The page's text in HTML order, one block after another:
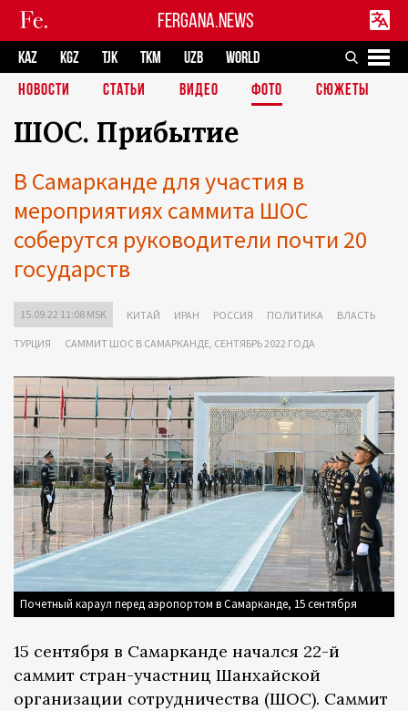
FERGANA.NEWS
KAZ KGZ TJK TKM UZB
WORLD
НОВОСТИ
СТАТЬИ ВИДЕО ФОТО СЮЖЕТЫ
ШОС. Прибытие
В Самарканде для участия в
мероприятиях саммита ШОС
соберутся руководители почти 20
государств
15.09.22 11:08 MSK КИТАЙ ИРАН РОССИЯ ПОЛИТИКА ВЛАСТЬ
ТУРЦИЯ САММИТ ШОС В САМАРКАНДЕ, СЕНТЯБРЬ 2022 ГОДА
Почетный караул перед аэропортом в Самарканде, 15 сентября
15 сентября в Самарканде начался 22-й
саммит стран-участниц Шанхайской
организации сотрудничества (ШОС). Саммит